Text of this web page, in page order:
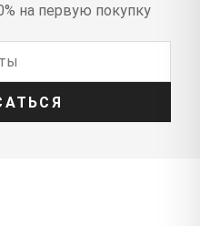
на первую покупку